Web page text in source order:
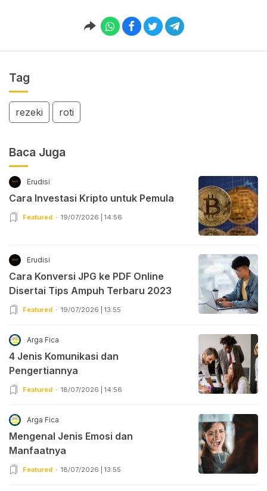
Tag
rezeki roti
Baca Juga
Erudisi
Cara Investasi Kripto untuk Pemula
Featured 19/07/2026 | 14:56
Erudisi
Cara Konversi JPG ke PDF Online
Disertai Tips Ampuh Terbaru 2023
Featured 19/07/2026 | 13:55
Arga Fica
4 Jenis Komunikasi dan
Pengertiannya
Featured 18/07/2026 | 14:56
Arga Fica
Mengenal Jenis Emosi dan
Manfaatnya
Featured 18/07/2026 | 13:55